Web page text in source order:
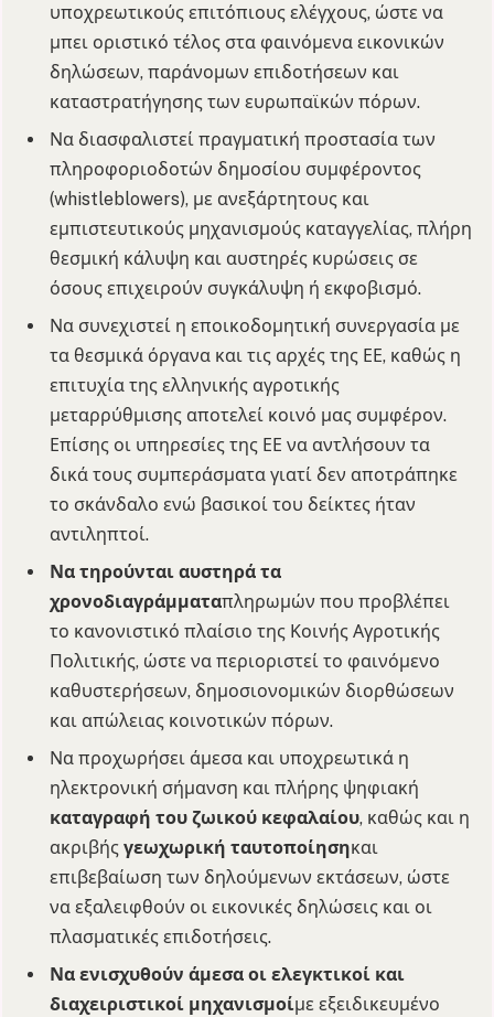
υποχρεωτικούς επιτόπιους ελέγχους, ώστε να
μπει οριστικό τέλος στα φαινόμενα εικονικών
δηλώσεων, παράνομων επιδοτήσεων και
καταστρατήγησης των ευρωπαϊκών πόρων.
Να διασφαλιστεί πραγματική προστασία των
πληροφοριοδοτών δημοσίου συμφέροντος
(whistleblowers), με ανεξάρτητους και
εμπιστευτικούς μηχανισμούς καταγγελίας, πλήρη
θεσμική κάλυψη και αυστηρές κυρώσεις σε
όσους επιχειρούν συγκάλυψη ή εκφοβισμό.
Να συνεχιστεί η εποικοδομητική συνεργασία με
τα θεσμικά όργανα και τις αρχές της ΕΕ, καθώς η
επιτυχία της ελληνικής αγροτικής
μεταρρύθμισης αποτελεί κοινό μας συμφέρον.
Επίσης οι υπηρεσίες της ΕΕ να αντλήσουν τα
δικά τους συμπεράσματα γιατί δεν αποτράπηκε
το σκάνδαλο ενώ βασικοί του δείκτες ήταν
αντιληπτοί.
Να τηρούνται αυστηρά τα
χρονοδιαγράμματαπληρωμών που προβλέπει
το κανονιστικό πλαίσιο της Κοινής Αγροτικής
Πολιτικής, ώστε να περιοριστεί το φαινόμενο
καθυστερήσεων, δημοσιονομικών διορθώσεων
και απώλειας κοινοτικών πόρων.
Να προχωρήσει άμεσα και υποχρεωτικά η
ηλεκτρονική σήμανση και πλήρης ψηφιακή
καταγραφή του ζωικού κεφαλαίου, καθώς και η
ακριβής γεωχωρική ταυτοποίησηκαι
επιβεβαίωση των δηλούμενων εκτάσεων, ώστε
να εξαλειφθούν οι εικονικές δηλώσεις και οι
πλασματικές επιδοτήσεις.
Να ενισχυθούν άμεσα οι ελεγκτικοί και
διαχειριστικοί μηχανισμοίμε εξειδικευμένο